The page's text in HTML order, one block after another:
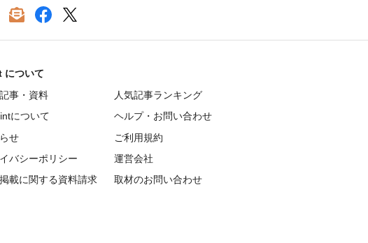
について
事・資料
人気記事ランキング
について
ヘルプ・お問い合わせ
せ
ご利用規約
バシーポリシー
運営会社
載に関する資料請求
取材のお問い合わせ